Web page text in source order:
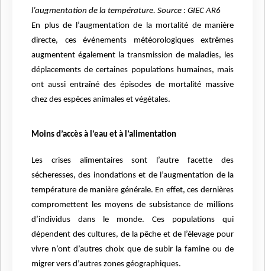
l’augmentation de la température. Source : GIEC AR6
En plus de l’augmentation de la mortalité de manière
directe, ces événements météorologiques extrêmes
augmentent également la transmission de maladies, les
déplacements de certaines populations humaines, mais
ont aussi entraîné des épisodes de mortalité massive
chez des espèces animales et végétales.
Moins d’accès à l’eau et à l’alimentation
Les crises alimentaires sont l’autre facette des
sécheresses, des inondations et de l’augmentation de la
température de manière générale. En effet, ces dernières
compromettent les moyens de subsistance de millions
d’individus dans le monde. Ces populations qui
dépendent des cultures, de la pêche et de l’élevage pour
vivre n’ont d’autres choix que de subir la famine ou de
migrer vers d’autres zones géographiques.